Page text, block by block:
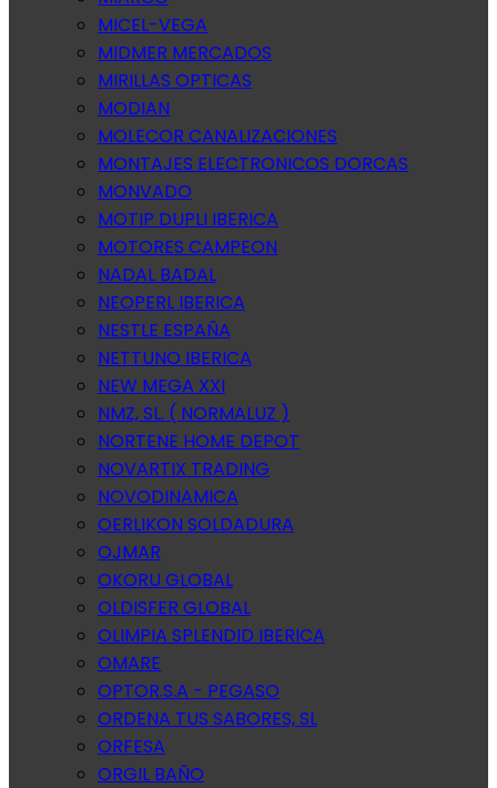
MICEL-VEGA
MIDMER MERCADOS
MIRILLAS OPTICAS
MODIAN
MOLECOR CANALIZACIONES
MONTAJES ELECTRONICOS DORCAS
MONVADO
MOTIP DUPLI IBERICA
MOTORES CAMPEON
NADAL BADAL
NEOPERL IBERICA
NESTLE ESPAÑA
NETTUNO IBERICA
NEW MEGA XXI
NMZ, SL. ( NORMALUZ )
NORTENE HOME DEPOT
NOVARTIX TRADING
NOVODINAMICA
OERLIKON SOLDADURA
OJMAR
OKORU GLOBAL
OLDISFER GLOBAL
OLIMPIA SPLENDID IBERICA
OMARE
OPTOR.S.A - PEGASO
ORDENA TUS SABORES, SL
ORFESA
ORGIL BAÑO